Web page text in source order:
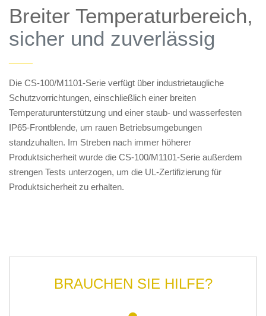
Breiter Temperaturbereich,
sicher und zuverlässig
——
Die CS-100/M1101-Serie verfügt über industrietaugliche
Schutzvorrichtungen, einschließlich einer breiten
Temperaturunterstützung und einer staub- und wasserfesten
IP65-Frontblende, um rauen Betriebsumgebungen
standzuhalten. Im Streben nach immer höherer
Produktsicherheit wurde die CS-100/M1101-Serie außerdem
strengen Tests unterzogen, um die UL-Zertifizierung für
Produktsicherheit zu erhalten.
BRAUCHEN SIE HILFE?